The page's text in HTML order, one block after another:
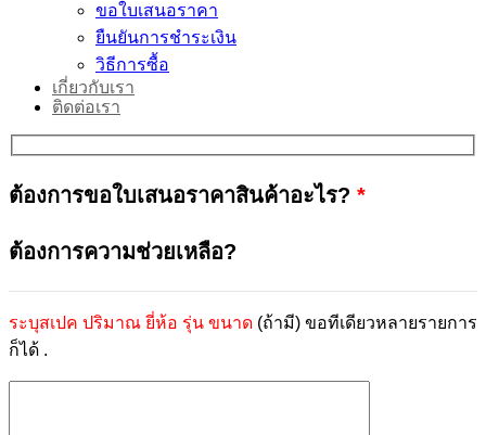
ขอใบเสนอราคา
ยืนยันการชำระเงิน
วิธีการซื้อ
เกี่ยวกับเรา
ติดต่อเรา
ต้องการขอใบเสนอราคาสินค้าอะไร? *
ต้องการความช่วยเหลือ?
ระบุสเปค ปริมาณ ยี่ห้อ รุ่น ขนาด (ถ้ามี) ขอทีเดียวหลายรายการ
ก็ได้ .